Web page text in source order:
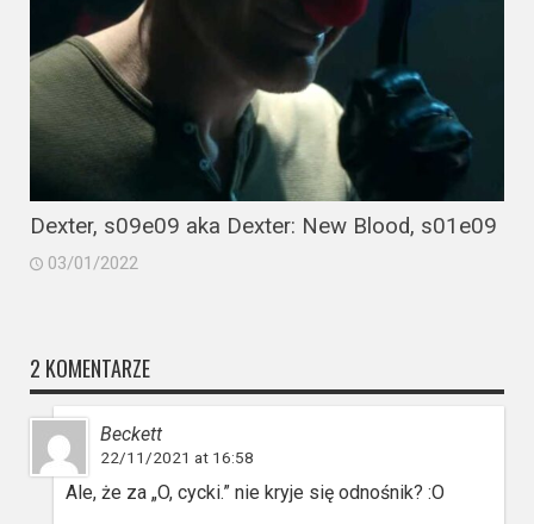
Dexter, s09e09 aka Dexter: New Blood, s01e09
03/01/2022
2 KOMENTARZE
Beckett
22/11/2021 at 16:58
Ale, że za „O, cycki.” nie kryje się odnośnik? :O